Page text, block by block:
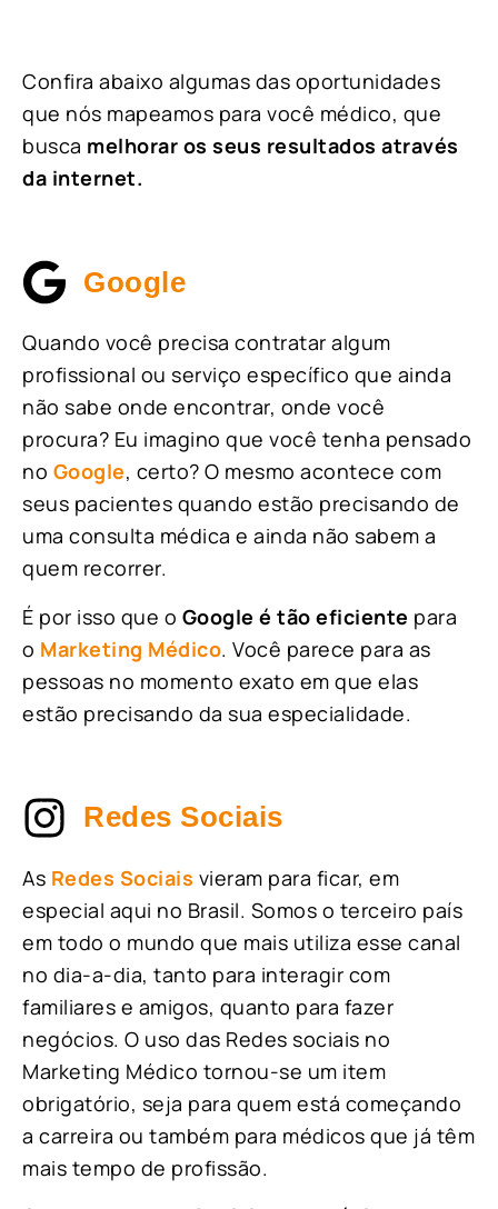
Confira abaixo algumas das oportunidades
que nós mapeamos para você médico, que
busca melhorar os seus resultados através
da internet.
Google
Quando você precisa contratar algum
profissional ou serviço específico que ainda
não sabe onde encontrar, onde você
procura? Eu imagino que você tenha pensado
no Google, certo? O mesmo acontece com
seus pacientes quando estão precisando de
uma consulta médica e ainda não sabem a
quem recorrer.
É por isso que o Google é tão eficiente para
o Marketing Médico. Você parece para as
pessoas no momento exato em que elas
estão precisando da sua especialidade.
Redes Sociais
As Redes Sociais vieram para ficar, em
especial aqui no Brasil. Somos o terceiro país
em todo o mundo que mais utiliza esse canal
no dia-a-dia, tanto para interagir com
familiares e amigos, quanto para fazer
negócios. O uso das Redes sociais no
Marketing Médico tornou-se um item
obrigatório, seja para quem está começando
a carreira ou também para médicos que já têm
mais tempo de profissão.